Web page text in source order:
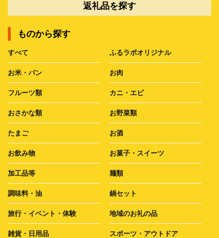
返礼品を探す
ものから探す
すべて ふるラボオリジナル
お米・パン お肉
フルーツ類 カニ・エビ
おさかな類 お野菜類
たまご お酒
お飲み物 お菓子・スイーツ
加工品等 麺類
調味料・油 鍋セット
旅行・イベント・体験 地域のお礼の品
雑貨・日用品 スポーツ・アウトドア